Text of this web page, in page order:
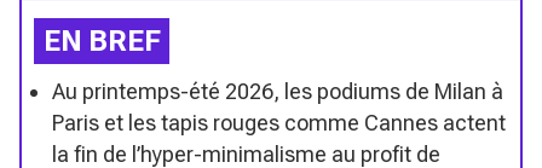
EN BREF
Au printemps-été 2026, les podiums de Milan à
Paris et les tapis rouges comme Cannes actent
la fin de l’hyper-minimalisme au profit de